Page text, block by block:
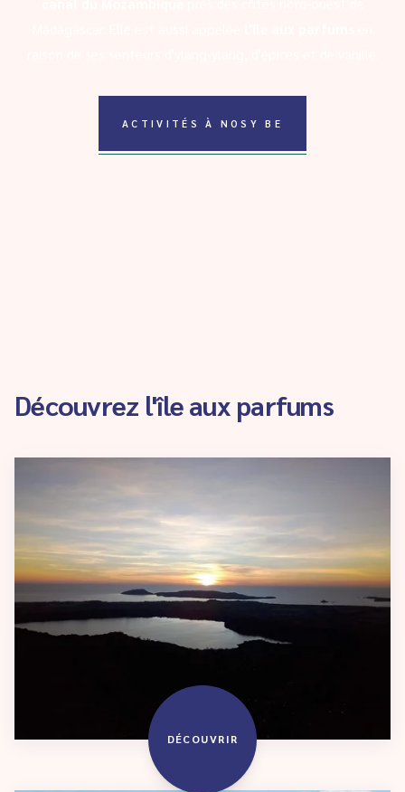
ACTIVITÉS À NOSY BE
Découvrez l'île aux parfums
DÉCOUVRIR